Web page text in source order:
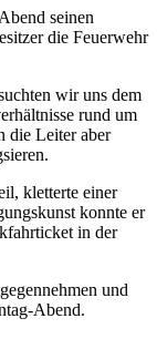
seinen
die Feuerwehr
wir uns dem
rund um
die Leiter aber
kletterte einer
konnte er
in der
und
Abend.